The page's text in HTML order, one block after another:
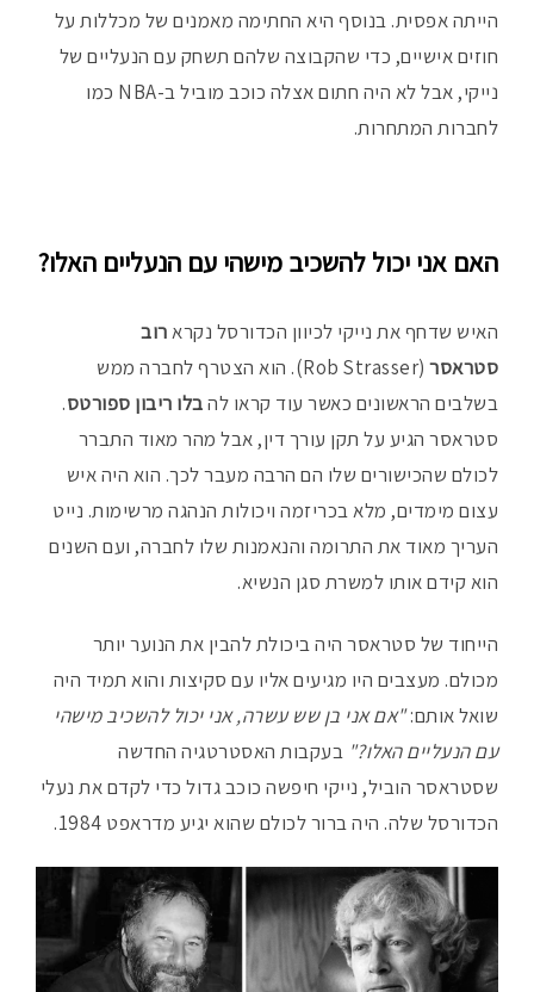
הייתה אפסית. בנוסף היא החתימה מאמנים של מכללות על
חוזים אישיים, כדי שהקבוצה שלהם תשחק עם הנעליים של
נייקי, אבל לא היה חתום אצלה כוכב מוביל ב-NBA כמו
לחברות המתחרות.
האם אני יכול להשכיב מישהי עם הנעליים האלו?
האיש שדחף את נייקי לכיוון הכדורסל נקרארוב
סטראסר
(Rob Strasser). הוא הצטרף לחברה ממש
בשלבים הראשונים כאשר עוד קראו להבלו ריבון ספורטס.
סטראסר הגיע על תקן עורך דין, אבל מהר מאוד התברר
לכולם שהכישורים שלו הם הרבה מעבר לכך. הוא היה איש
עצום מימדים, מלא בכריזמה ויכולות הנהגה מרשימות. נייט
העריך מאוד את התרומה והנאמנות שלו לחברה, ועם השנים
הוא קידם אותו למשרת סגן הנשיא.
הייחוד של סטראסר היה ביכולת להבין את הנוער יותר
מכולם. מעצבים היו מגיעים אליו עם סקיצות והוא תמיד היה
שואל אותם:"אם אני בן שש עשרה, אני יכול להשכיב מישהי
עם הנעליים האלו?" בעקבות האסטרטגיה החדשה
שסטראסר הוביל, נייקי חיפשה כוכב גדול כדי לקדם את נעלי
הכדורסל שלה. היה ברור לכולם שהוא יגיע מדראפט 1984.